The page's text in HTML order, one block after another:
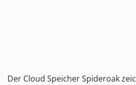
Der Cloud Speicher Spideroak